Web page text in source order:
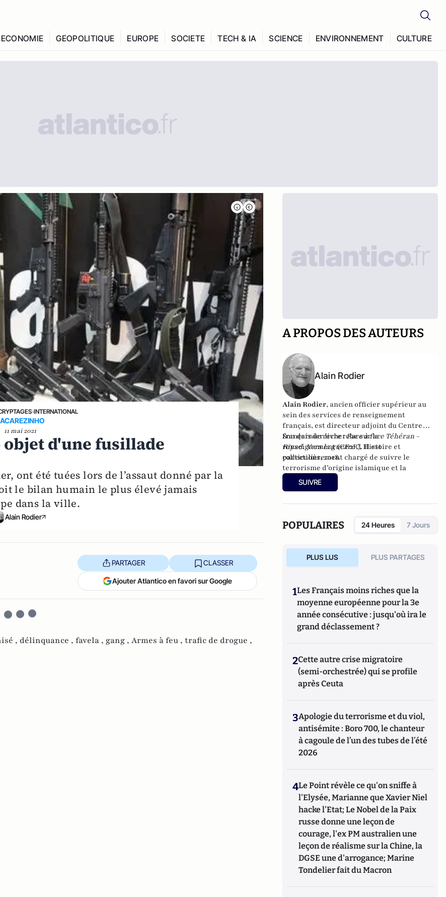
ECONOMIE GEOPOLITIQUE EUROPE SOCIETE TECH & IA SCIENCE ENVIRONNEMENT CULTURE
›INTERNATIONAL
11 mai 2021
objet d'une fusillade
ont été tuées lors de l’assaut donné par la
le bilan humain le plus élevé jamais
dans la ville.
Alain Rodier
PARTAGER CLASSER
Ajouter Atlantico en favori sur Google
, délinquance , favela , gang , Armes à feu , trafic de drogue ,
A PROPOS DES AUTEURS
Alain Rodier
Alain Rodier, ancien officier supérieur au
sein des services de renseignement
français, est directeur adjoint du Centre
français de recherche sur le
renseignement(CF2R). Il est
particulièrement chargé de suivre le
terrorisme d’origine islamique et la
criminalité organisée.
Son dernier livre :Face à face Téhéran -
Riyad. Vers la guerre ?, Histoire et
collections, 2018.
SUIVRE
POPULAIRES 24 Heures 7 Jours
PLUS LUS PLUS PARTAGES
1Les Français moins riches que la
moyenne européenne pour la 3e
année consécutive : jusqu'où ira le
grand déclassement ?
2Cette autre crise migratoire
(semi-orchestrée) qui se profile
après Ceuta
3Apologie du terrorisme et du viol,
antisémite : Boro 700, le chanteur
à cagoule de l’un des tubes de l’été
2026
4Le Point révèle ce qu'on sniffe à
l'Elysée, Marianne que Xavier Niel
hacke l'Etat; Le Nobel de la Paix
russe donne une leçon de
courage, l'ex PM australien une
leçon de réalisme sur la Chine, la
DGSE une d'arrogance; Marine
Tondelier fait du Macron